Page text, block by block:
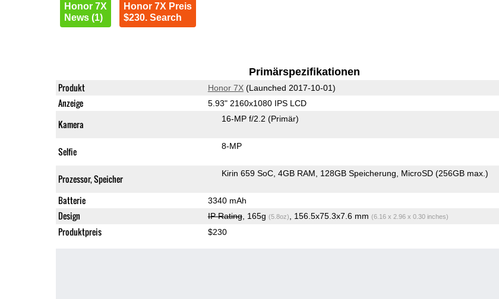
Honor 7X
News (1)
Honor 7X Preis
$230. Search
Primärspezifikationen
Produkt Honor 7X(Launched 2017-10-01)
Anzeige 5.93" 2160x1080 IPS LCD
Kamera 16-MP f/2.2 (Primär)
Selfie 8-MP
Prozessor, Speicher Kirin 659 SoC 4GB RAM 128GB Speicherung MicroSD (256GB max.)
Batterie 3340 mAh
Design IP Rating, 165g (5.8oz) , 156.5x75.3x7.6 mm (6.16 x 2.96 x 0.30 inches)
Produktpreis $230